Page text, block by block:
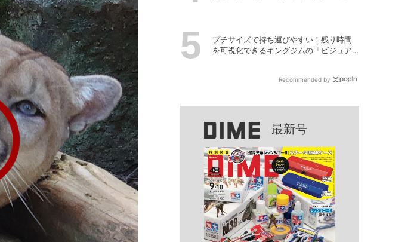
プチサイズで持ち運びやすい！残り時間
を可視化できるキングジムの「ビジュア
Recommended by
最新号